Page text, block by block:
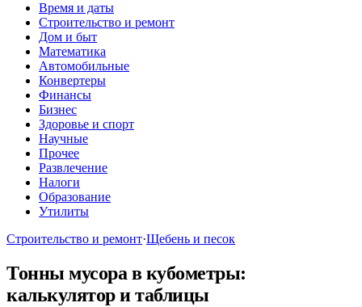
Время и даты
Строительство и ремонт
Дом и быт
Математика
Автомобильные
Конвертеры
Финансы
Бизнес
Здоровье и спорт
Научные
Прочее
Развлечение
Налоги
Образование
Утилиты
Строительство и ремонт·Щебень и песок
Тонны мусора в кубометры:
калькулятор и таблицы